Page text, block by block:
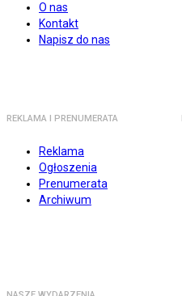
O nas
Kontakt
Napisz do nas
REKLAMA I PRENUMERATA
Reklama
Ogłoszenia
Prenumerata
Archiwum